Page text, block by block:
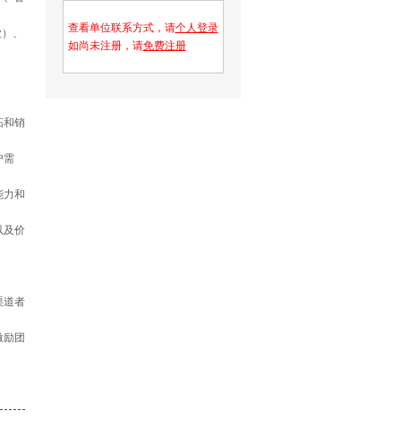
、
和销
需
力和
及价
道者
团
查看单位联系方式，请个人登录
如尚未注册，请免费注册